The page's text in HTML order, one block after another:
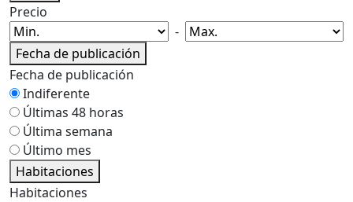
Precio
-
Fecha de publicación
Fecha de publicación
Indiferente
Últimas 48 horas
Última semana
Último mes
Habitaciones
Habitaciones